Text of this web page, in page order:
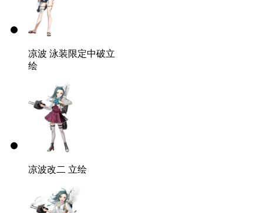
凉波 泳装限定中破立
绘
凉波改二 立绘